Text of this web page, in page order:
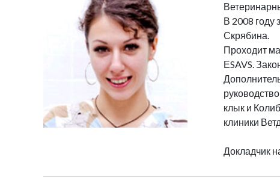
В 2008 году
Скрябина.
Проходит
ЕSAVS.
клык и
клиники
Докладчик